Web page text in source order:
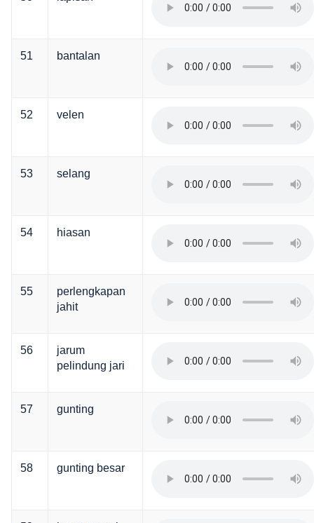
51 bantalan
52 velen
53 selang
54 hiasan
55
perlengkapan
jahit
56
jarum
pelindung jari
57 gunting
58 gunting besar